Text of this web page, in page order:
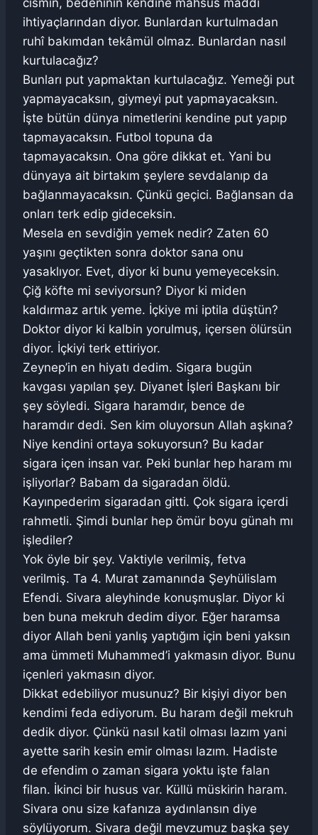
cismin, bedeninin kendine mahsus maddi
ihtiyaçlarından diyor. Bunlardan kurtulmadan
ruhî bakımdan tekâmül olmaz. Bunlardan nasıl
kurtulacağız?
Bunları put yapmaktan kurtulacağız. Yemeği put
yapmayacaksın, giymeyi put yapmayacaksın.
İşte bütün dünya nimetlerini kendine put yapıp
tapmayacaksın. Futbol topuna da
tapmayacaksın. Ona göre dikkat et. Yani bu
dünyaya ait birtakım şeylere sevdalanıp da
bağlanmayacaksın. Çünkü geçici. Bağlansan da
onları terk edip gideceksin.
Mesela en sevdiğin yemek nedir? Zaten 60
yaşını geçtikten sonra doktor sana onu
yasaklıyor. Evet, diyor ki bunu yemeyeceksin.
Çiğ köfte mi seviyorsun? Diyor ki miden
kaldırmaz artık yeme. İçkiye mi iptila düştün?
Doktor diyor ki kalbin yorulmuş, içersen ölürsün
diyor. İçkiyi terk ettiriyor.
Zeynep’in en hiyatı dedim. Sigara bugün
kavgası yapılan şey. Diyanet İşleri Başkanı bir
şey söyledi. Sigara haramdır, bence de
haramdır dedi. Sen kim oluyorsun Allah aşkına?
Niye kendini ortaya sokuyorsun? Bu kadar
sigara içen insan var. Peki bunlar hep haram mı
işliyorlar? Babam da sigaradan öldü.
Kayınpederim sigaradan gitti. Çok sigara içerdi
rahmetli. Şimdi bunlar hep ömür boyu günah mı
işlediler?
Yok öyle bir şey. Vaktiyle verilmiş, fetva
verilmiş. Ta 4. Murat zamanında Şeyhülislam
Efendi. Sivara aleyhinde konuşmuşlar. Diyor ki
ben buna mekruh dedim diyor. Eğer haramsa
diyor Allah beni yanlış yaptığım için beni yaksın
ama ümmeti Muhammed’i yakmasın diyor. Bunu
içenleri yakmasın diyor.
Dikkat edebiliyor musunuz? Bir kişiyi diyor ben
kendimi feda ediyorum. Bu haram değil mekruh
dedik diyor. Çünkü nasıl katil olması lazım yani
ayette sarih kesin emir olması lazım. Hadiste
de efendim o zaman sigara yoktu işte falan
filan. İkinci bir husus var. Küllü müskirin haram.
Sivara onu size kafanıza aydınlansın diye
söylüyorum. Sivara değil mevzumuz başka şey